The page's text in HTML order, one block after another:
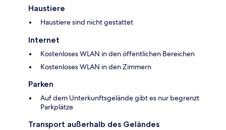
Haustiere
Haustiere sind nicht gestattet
Internet
Kostenloses WLAN in den öffentlichen Bereichen
Kostenloses WLAN in den Zimmern
Parken
Auf dem Unterkunftsgelände gibt es nur begrenzt
Parkplätze
Transport außerhalb des Geländes